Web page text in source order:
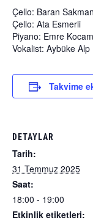
Çello: Baran Sakman
Çello: Ata Esmerli
Piyano: Emre
Vokalist: Aybüke Alp
Takvime
DETAYLAR
Tarih:
31 Temmuz 2025
Saat:
18:00 - 19:00
Etkinlik etiketleri: